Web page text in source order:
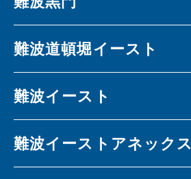
難波道頓堀イースト
難波イースト
難波イーストアネックス